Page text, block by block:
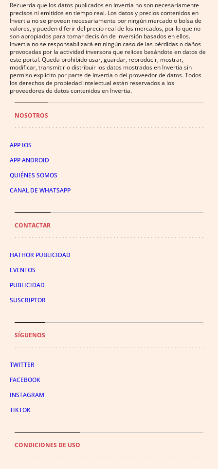
Recuerda que los datos publicados en Invertia no son necesariamente
precisos ni emitidos en tiempo real. Los datos y precios contenidos en
Invertia no se proveen necesariamente por ningún mercado o bolsa de
valores, y pueden diferir del precio real de los mercados, por lo que no
son apropiados para tomar decisión de inversión basados en ellos.
Invertia no se responsabilizará en ningún caso de las pérdidas o daños
provocadas por la actividad inversora que relices basándote en datos de
este portal. Queda prohibido usar, guardar, reproducir, mostrar,
modificar, transmitir o distribuir los datos mostrados en Invertia sin
permiso explícito por parte de Invertia o del proveedor de datos. Todos
los derechos de propiedad intelectual están reservados a los
proveedores de datos contenidos en Invertia.
NOSOTROS
APP IOS
APP ANDROID
QUIÉNES SOMOS
CANAL DE WHATSAPP
CONTACTAR
HATHOR PUBLICIDAD
EVENTOS
PUBLICIDAD
SUSCRIPTOR
SÍGUENOS
TWITTER
FACEBOOK
INSTAGRAM
TIKTOK
CONDICIONES DE USO